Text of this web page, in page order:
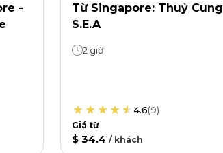
-
Từ Singapore: Thuỷ Cung
S.E.A
2 giờ
4.6(9)
Giá từ
$ 34.4 / khách